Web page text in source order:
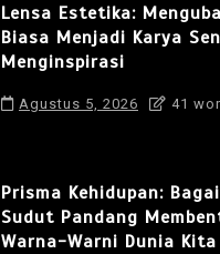
Lensa Estetika:
Biasa Menjadi Karya
Menginspirasi
Agustus 5, 2026 41
Prisma Kehidupan:
Sudut Pandang
Warna-Warni Dunia Kita